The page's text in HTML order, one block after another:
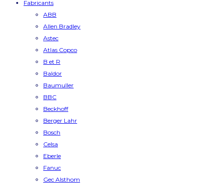
Fabricants
ABB
Allen Bradley
Astec
Atlas Copco
B et R
Baldor
Baumuller
BBC
Beckhoff
Berger Lahr
Bosch
Celsa
Eberle
Fanuc
Gec Alsthom